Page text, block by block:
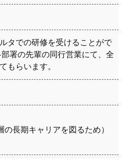
タでの研修を受けることがで
署の先輩の同行営業にて、全
もらいます。
長期キャリアを図るため）